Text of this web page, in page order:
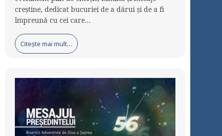
creștine, dedicat bucuriei de a dărui și de a fi
împreună cu cei care…
Citește mai mult…